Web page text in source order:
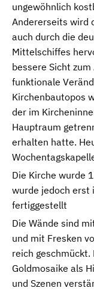
ungewöhnlich
Andererseits wird
auch durch die
Mittelschiffes
bessere Sicht
funktionale
Kirchenbautopos
der im
Hauptraum
erhalten hatte.
Die Kirche wurde
wurde jedoch erst
fertiggestellt
Die Wände sind
und mit Fresken
reich
Goldmosaike als
und Szenen